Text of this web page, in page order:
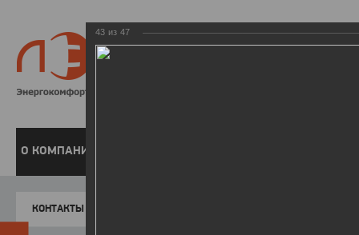
8 800
О КОМПАНИИ
КОНТАКТЫ
43 из 47